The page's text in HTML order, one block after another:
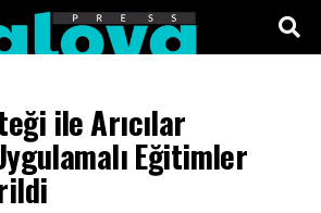
EKONOMI SPOR SIYASET
ile Arıcılar
Eğitimler